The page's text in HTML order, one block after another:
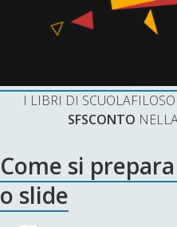
I LIBRI DI
SFSCONTO
Come si
o slide